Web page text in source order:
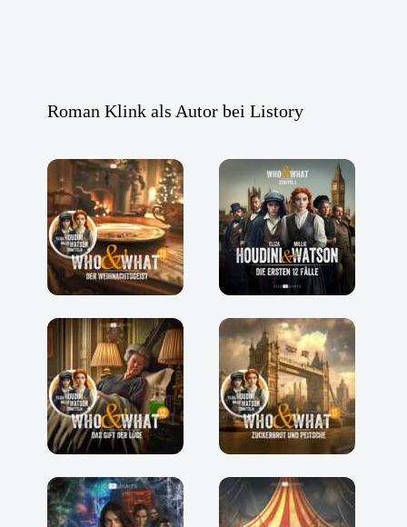
Roman Klink als Autor bei Listory